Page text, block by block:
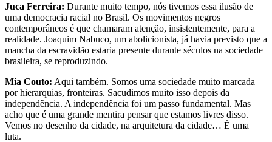
Juca Ferreira: Durante muito tempo, nós tivemos essa ilusão de
uma democracia racial no Brasil. Os movimentos negros
contemporâneos é que chamaram atenção, insistentemente, para a
realidade. Joaquim Nabuco, um abolicionista, já havia previsto que a
mancha da escravidão estaria presente durante séculos na sociedade
brasileira, se reproduzindo.
Mia Couto: Aqui também. Somos uma sociedade muito marcada
por hierarquias, fronteiras. Sacudimos muito isso depois da
independência. A independência foi um passo fundamental. Mas
acho que é uma grande mentira pensar que estamos livres disso.
Vemos no desenho da cidade, na arquitetura da cidade… É uma
luta.